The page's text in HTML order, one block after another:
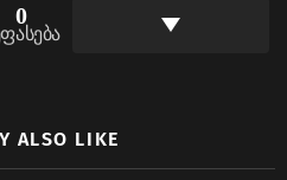
0
ALSO LIKE